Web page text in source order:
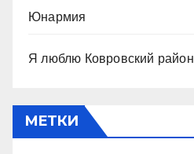
Юнармия
Я люблю Ковровский район
МЕТКИ